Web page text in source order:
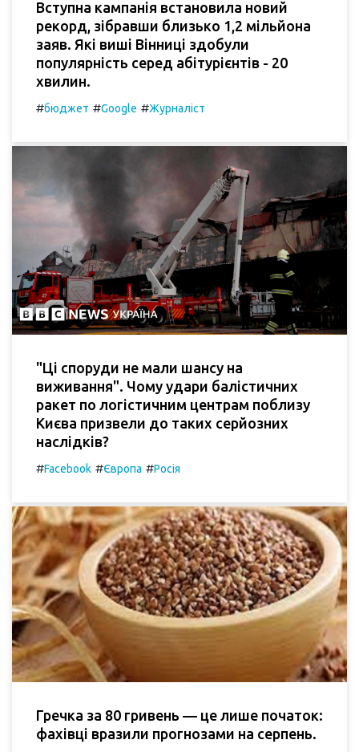
Вступна кампанія встановила новий
рекорд, зібравши близько 1,2 мільйона
заяв. Які виші Вінниці здобули
популярність серед абітурієнтів - 20
хвилин.
#бюджет #Google #Журналіст
"Ці споруди не мали шансу на
виживання". Чому удари балістичних
ракет по логістичним центрам поблизу
Києва призвели до таких серйозних
наслідків?
#Facebook #Європа #Росія
Гречка за 80 гривень — це лише початок:
фахівці вразили прогнозами на серпень.